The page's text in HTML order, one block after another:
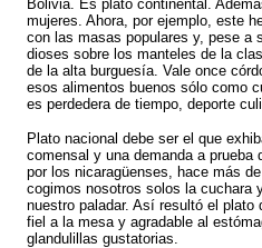
Bolivia. Es plato continental.
mujeres. Ahora, por ejemplo, este
con las masas populares y, pese a
dioses sobre los manteles de la
de la alta burguesía. Vale once
esos alimentos buenos sólo como
es perdedera de tiempo, deporte
Plato nacional debe ser el que
comensal y una demanda a
por los nicaragüenses, hace más
cogimos nosotros solos la cuchara
nuestro paladar. Así resultó el
fiel a la mesa y agradable al
glandulillas gustatorias.